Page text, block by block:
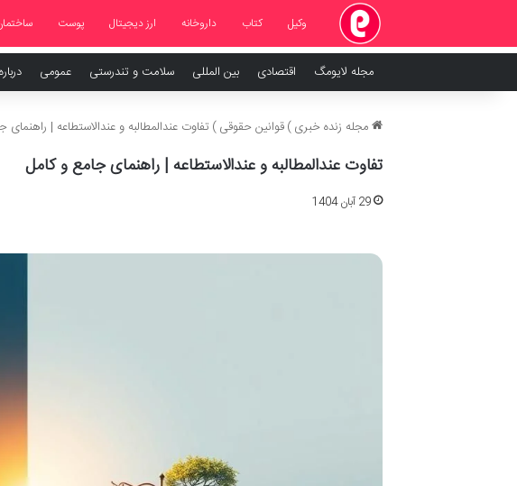
وکیل کتاب داروخانه ارز دیجیتال پوست
مجله لایومگ اقتصادی بین المللی سلامت و تندرستی عمومی
مجله زنده خبری ) قوانین حقوقی ) تفاوت عندالمطالبه و عندالاستطاعه | راهنمای
تفاوت عندالمطالبه و عندالاستطاعه | راهنمای جامع و کامل
29 آبان 1404